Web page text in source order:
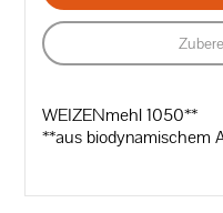
WEIZENmehl 1050**
**aus biodynamischem